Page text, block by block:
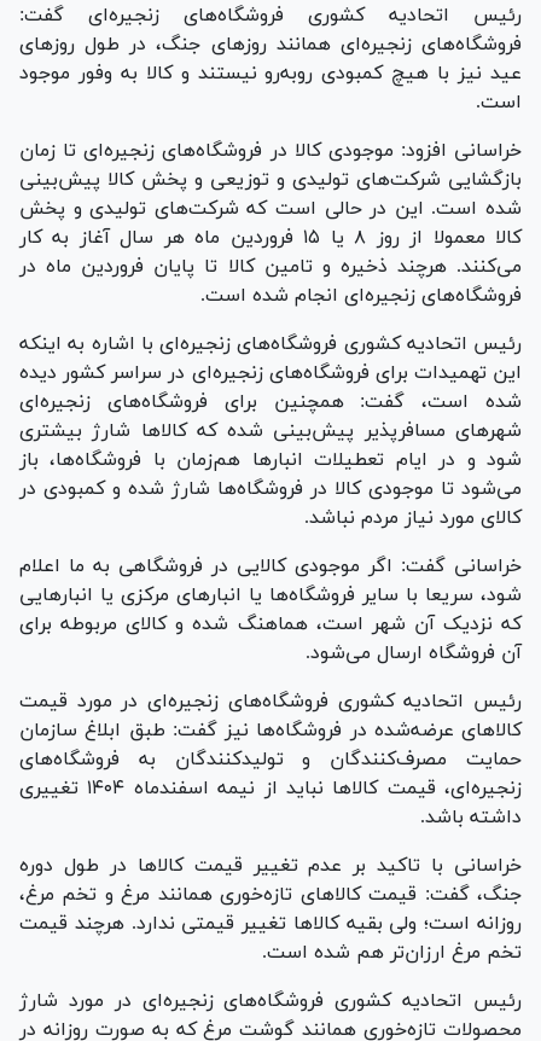
رئیس اتحادیه کشوری فروشگاه‌های زنجیره‌ای گفت:
فروشگاه‌های زنجیره‌ای همانند روز‌های جنگ، در طول روز‌های
عید نیز با هیچ کمبودی رو‌به‌رو نیستند و کالا به وفور موجود
است.
خراسانی افزود: موجودی کالا در فروشگاه‌های زنجیره‌ای تا زمان
بازگشایی شرکت‌های تولیدی و توزیعی و پخش کالا پیش‌بینی
شده است. این در حالی است که شرکت‌های تولیدی و پخش
کالا معمولا از روز ۸ یا ۱۵ فروردین ماه هر سال آغاز به کار
می‌کنند. هرچند ذخیره و تامین کالا تا پایان فروردین ماه در
فروشگاه‌های زنجیره‌ای انجام شده است.
رئیس اتحادیه کشوری فروشگاه‌های زنجیره‌ای با اشاره به اینکه
این تهمیدات برای فروشگاه‌های زنجیره‌ای در سراسر کشور دیده
شده است، گفت: همچنین برای فروشگاه‌های زنجیره‌ای
شهر‌های مسافرپذیر پیش‌بینی شده که کالا‌ها شارژ بیشتری
شود و در ایام تعطیلات انبار‌ها هم‌زمان با فروشگاه‌ها، باز
می‌شود تا موجودی کالا در فروشگاه‌ها شارژ شده و کمبودی در
کالای مورد نیاز مردم نباشد.
خراسانی گفت: اگر موجودی کالایی در فروشگاهی به ما اعلام
شود، سریعا با سایر فروشگاه‌ها یا انبار‌های مرکزی یا انبار‌هایی
که نزدیک آن شهر است، هماهنگ شده و کالای مربوطه برای
آن فروشگاه ارسال می‌شود.
رئیس اتحادیه کشوری فروشگاه‌های زنجیره‌ای در مورد قیمت
کالا‌های عرضه‌شده در فروشگاه‌ها نیز گفت: طبق ابلاغ سازمان
حمایت مصرف‌کنندگان و تولیدکنندگان به فروشگاه‌های
زنجیره‌ای، قیمت کالا‌ها نباید از نیمه اسفندماه ۱۴۰۴ تغییری
داشته باشد.
خراسانی با تاکید بر عدم تغییر قیمت کالا‌ها در طول دوره
جنگ، گفت: قیمت کالا‌های تازه‌خوری همانند مرغ و تخم مرغ،
روزانه است؛ ولی بقیه کالا‌ها تغییر قیمتی ندارد. هرچند قیمت
تخم مرغ ارزان‌تر هم شده است.
رئیس اتحادیه کشوری فروشگاه‌های زنجیره‌ای در مورد شارژ
محصولات تازه‌خوری همانند گوشت مرغ که به صورت روزانه در